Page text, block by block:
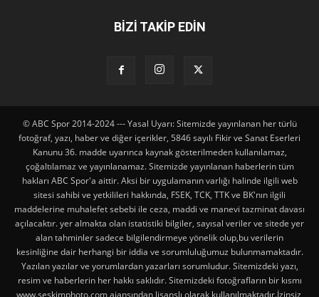
BİZİ TAKİP EDİN
© ABC Spor 2014-2024 --- Yasal Uyarı: Sitemizde yayınlanan her türlü
fotoğraf, yazı, haber ve diğer içerikler, 5846 sayılı Fikir ve Sanat Eserleri
Kanunu 36. madde uyarınca kaynak gösterilmeden kullanılamaz,
çoğaltılamaz ve yayınlanamaz. Sitemizde yayınlanan haberlerin tüm
hakları ABC Spor'a aittir. Aksi bir uygulamanın varlığı halinde ilgili web
sitesi sahibi ve yetkilileri hakkında, FSEK, TCK, TTK ve BK'nın ilgili
maddelerine muhalefet sebebi ile ceza, maddi ve manevi tazminat davası
açılacaktır. yer almakta olan istatistiki bilgiler, sayısal veriler ve sitede yer
alan tahminler sadece bilgilendirmeye yönelik olup,bu verilerin
kesinliğine dair herhangi bir iddia ve sorumluluğumuz bulunmamaktadır.
Yazılan yazılar ve yorumlardan yazarları sorumludur. Sitemizdeki yazı,
resim ve haberlerin her hakkı saklıdır. Sitemizdeki fotoğrafların bir kısmı
www.seskimphoto.com ajansından lisanslı olarak kullanılmaktadır.İzinsiz,